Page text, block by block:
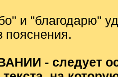
и "благодарю"
пояснения.
- следует